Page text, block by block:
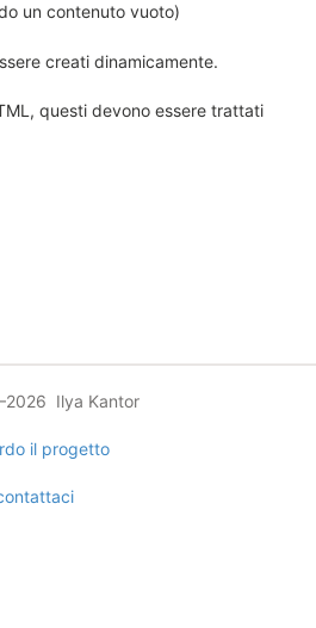
un contenuto vuoto)
creati dinamicamente.
questi devono essere trattati
Ilya Kantor
il progetto